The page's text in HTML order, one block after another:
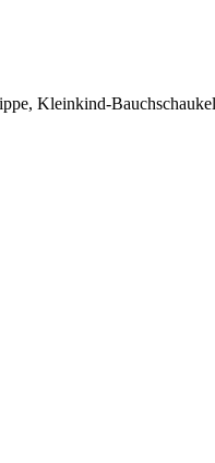
Kleinkind-